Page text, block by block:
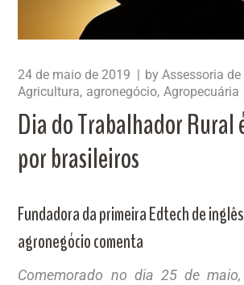
24 de maio de 2019 byAssessoria
Agricultura agronegócio Agropecuária
Dia do Trabalhador Rural
por brasileiros
Fundadora da primeira Edtech de
agronegócio comenta
Comemorado no dia 25 de